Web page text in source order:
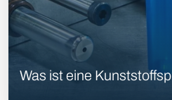
Was ist eine